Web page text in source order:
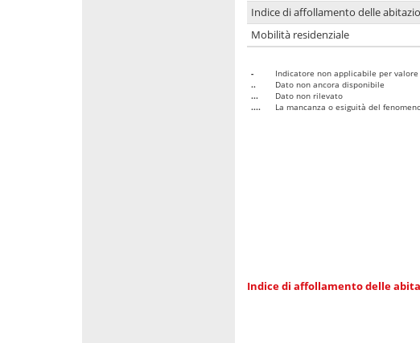
Indice di affollamento delle
Mobilità residenziale
-
Indicatore non applicabile per
..
Dato non ancora disponibile
...
Dato non rilevato
....
La mancanza o esiguità del
Indice di affollamento delle